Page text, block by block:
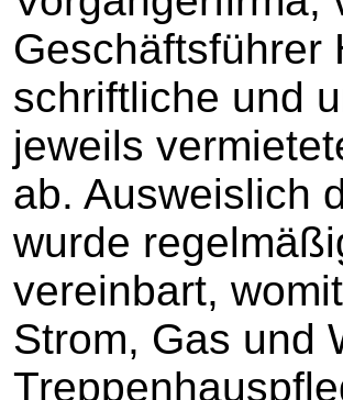
Geschäftsführer
schriftliche und
jeweils
ab. Ausweislich
wurde
vereinbart,
Strom, Gas und